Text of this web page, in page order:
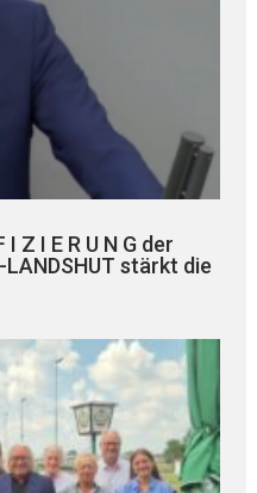
I Z I E R U N G der
stärkt die